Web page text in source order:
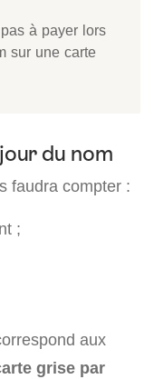
à payer lors
sur une carte
du nom
faudra compter :
;
aux
grise par